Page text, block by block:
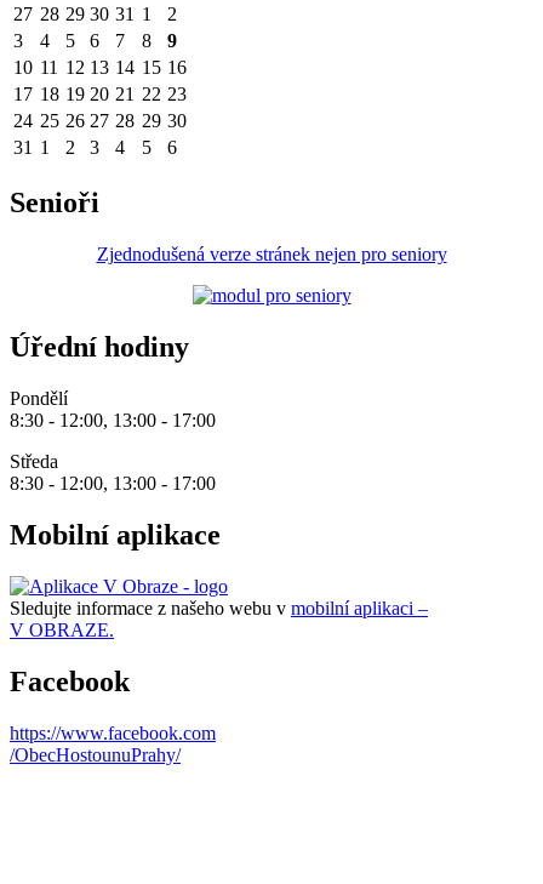
27 28 29 30 31 1
2
3
4 5 6 7 8
9
10 11 12 13 14 15 16
17 18 19 20 21 22 23
24 25 26 27 28 29 30
31 1 2 3 4 5 6
Senioři
Zjednodušená verze stránek nejen pro seniory
Úřední hodiny
Pondělí
8:30 - 12:00, 13:00 - 17:00
Středa
8:30 - 12:00, 13:00 - 17:00
Mobilní aplikace
Sledujte informace z našeho webu v mobilní aplikaci –
V OBRAZE.
Facebook
https://www.facebook.com
/ObecHostounuPrahy/